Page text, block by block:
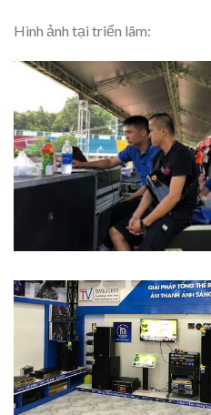
Hình ảnh tại triển lãm: